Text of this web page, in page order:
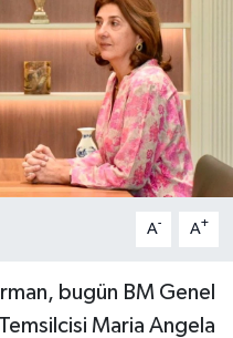
A- A+
bugün BM Genel
Maria Angela